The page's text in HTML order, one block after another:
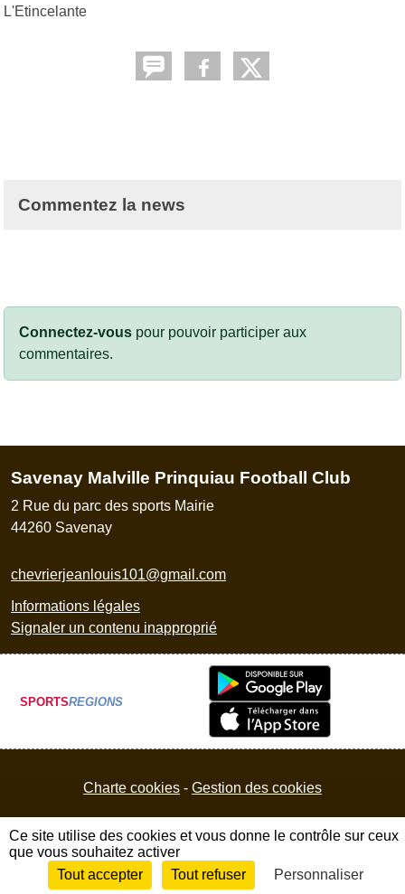
L'Etincelante
Commentez la news
Connectez-vous pour pouvoir participer aux
commentaires.
Savenay Malville Prinquiau Football Club
2 Rue du parc des sports Mairie
44260 Savenay
chevrierjeanlouis101@gmail.com
Informations légales
Signaler un contenu inapproprié
SPORTSREGIONS
Charte cookies Gestion des cookies
Envie de participer ? Connexion
Ce site utilise des cookies et vous donne le contrôle sur ceux
que vous souhaitez activer
Tout accepter
Tout refuser Personnaliser